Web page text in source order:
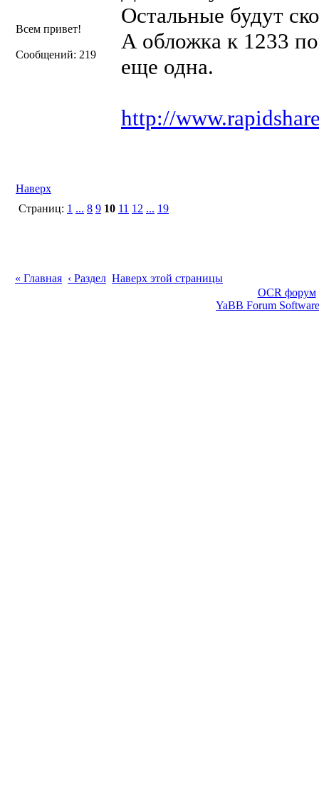
Всем привет!
Сообщений: 219
Остальные будут
А обложка к 1233
еще одна.
http://
Наверх
Страниц: 1 ... 8 9 10 11 12 ... 19
« Главная ‹ Раздел Наверх этой страницы
OCR форум
YaBB Forum Software